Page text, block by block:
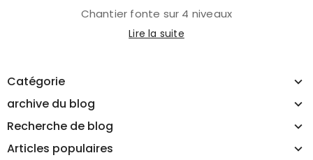
Chantier fonte sur 4 niveaux
Lire la suite
Catégorie
archive du blog
Recherche de blog
Articles populaires